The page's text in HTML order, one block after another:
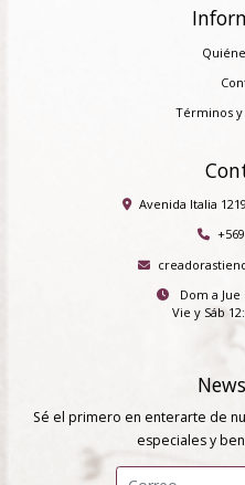
Términos
Avenida Italia
Dom a Jue
Vie y Sáb
Sé el primero en enterarte de
especiales y